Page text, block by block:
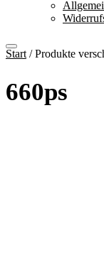
Start / Produkte
660ps